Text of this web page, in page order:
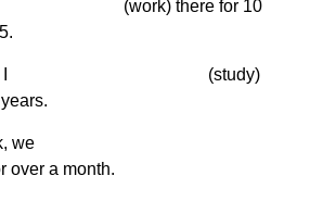
(work) there for 10
(study)
we
over a month.